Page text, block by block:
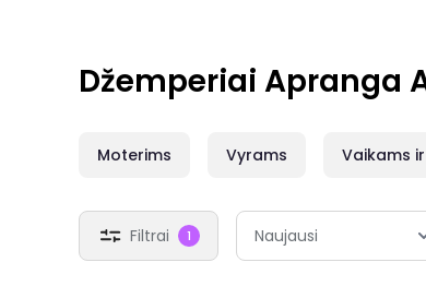
Džemperiai Apranga
Moterims Vyrams Vaikams
Filtrai 1